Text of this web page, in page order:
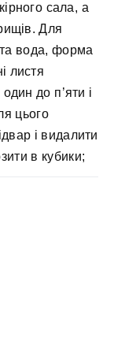
сала, а
Для
вода, форма
листя
до п’яти і
цього
і видалити
в кубики;